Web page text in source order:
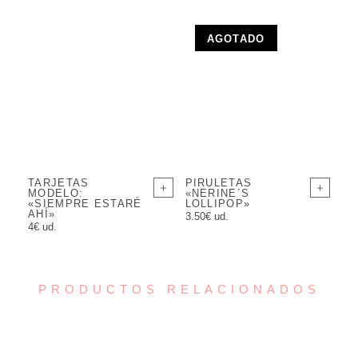
TARJETAS
MODELO:
«SIEMPRE ESTARÉ
AHÍ»
4€ ud.
AGOTADO
PIRULETAS
«NERINE´S
LOLLIPOP»
3.50€ ud.
PRODUCTOS RELACIONADOS